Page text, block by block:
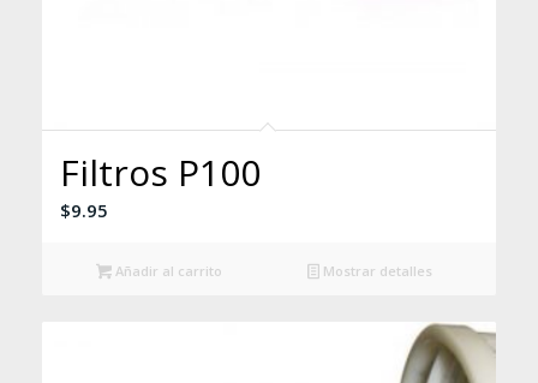
Filtros P100
$9.95
Añadir al carrito Mostrar detalles